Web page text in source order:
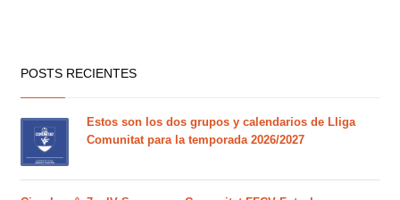
POSTS RECIENTES
Estos son los dos grupos y calendarios de Lliga
Comunitat para la temporada 2026/2027